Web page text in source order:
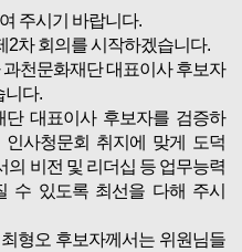
주시기 바랍니다.
2차 회의를 시작하겠습니다.
천문화재단 대표이사 후보자
니다.
대표이사 후보자를 검증하
사청문회 취지에 맞게 도덕
의 비전 및 리더십 등 업무능력
수 있도록 최선을 다해 주시
형오 후보자께서는 위원님들